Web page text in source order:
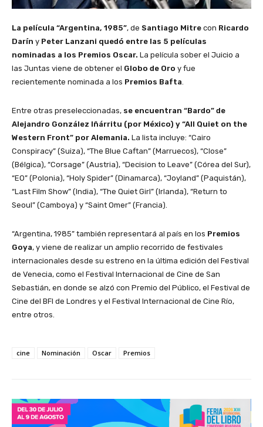
La película “Argentina, 1985”, de Santiago Mitre con Ricardo
Darín y Peter Lanzani quedó entre las 5 películas
nominadas a los Premios Oscar. La película sober el Juicio a
las Juntas viene de obtener el Globo de Oro y fue
recientemente nominada a los Premios Bafta
Entre otras preseleccionadas, se encuentran “Bardo” de
Alejandro González Iñárritu (por México) y “All Quiet on the
Western Front” por Alemania. La lista incluye: “Cairo
Conspiracy” (Suiza), “The Blue Caftan” (Marruecos), “Close”
(Bélgica), “Corsage” (Austria), “Decision to Leave” (Córea del Sur),
“EO” (Polonia), “Holy Spider” (Dinamarca), “Joyland” (Paquistán),
“Last Film Show” (India), “The Quiet Girl” (Irlanda), “Return to
Seoul” (Camboya) y “Saint Omer” (Francia).
“Argentina, 1985” también representará al país en los Premios
Goya, y viene de realizar un amplio recorrido de festivales
internacionales desde su estreno en la última edición del Festival
de Venecia, como el Festival Internacional de Cine de San
Sebastián, en donde se alzó con Premio del Público, el Festival de
Cine del BFI de Londres y el Festival Internacional de Cine Río,
entre otros.
cine Nominación Oscar Premios